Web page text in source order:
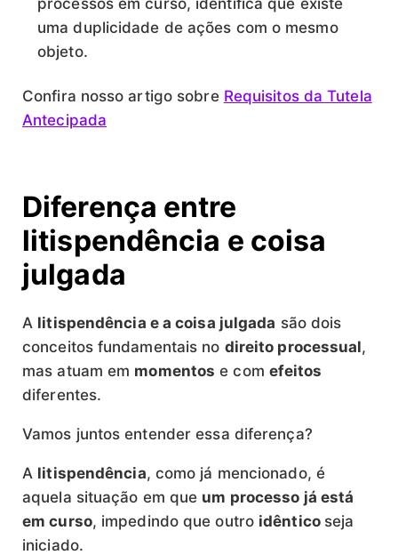
uma duplicidade de ações com o mesmo
objeto.
Confira nosso artigo sobre Requisitos da Tutela
Antecipada
Diferença entre
litispendência e coisa
julgada
A litispendência e a coisa julgada são dois
conceitos fundamentais no direito processual,
mas atuam em momentos e com efeitos
diferentes.
Vamos juntos entender essa diferença?
A litispendência, como já mencionado, é
aquela situação em que um processo já está
em curso, impedindo que outro idêntico seja
iniciado.